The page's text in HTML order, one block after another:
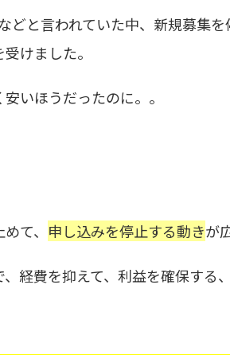
どと言われていた中、新規募集
けました。
いほうだったのに。。
て、 申し込みを停止する動きが
経費を抑えて、利益を確保する